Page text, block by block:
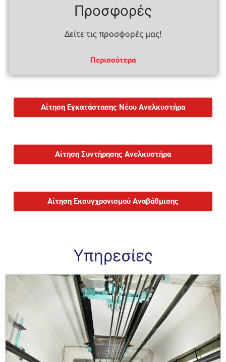
Προσφορές
Δείτε τις προσφορές μας!
Περισσότερα
Αίτηση Εγκατάστασης Νέου Ανελκυστήρα
Αίτηση Συντήρησης Ανελκυστήρα
Αίτηση Εκσυγχρονισμού Αναβάθμισης
Υπηρεσίες